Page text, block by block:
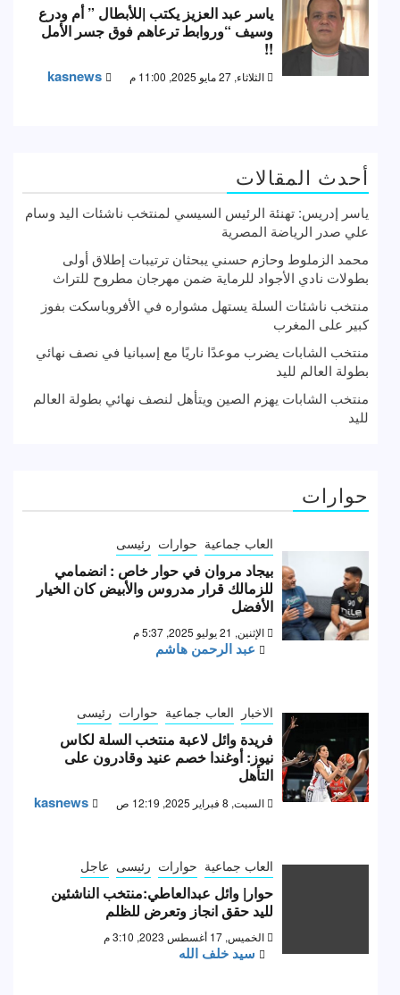
ياسر عبد العزيز يكتب |للأبطال ” أم ودرع
وسيف “وروابط ترعاهم فوق جسر الأمل
!!
الثلاثاء, 27 مايو 2025, 11:00 م kasnews
أحدث المقالات
ياسر إدريس: تهنئة الرئيس السيسي لمنتخب ناشئات اليد وسام
علي صدر الرياضة المصرية
محمد الزملوط وحازم حسني يبحثان ترتيبات إطلاق أولى
بطولات نادي الأجواد للرماية ضمن مهرجان مطروح للتراث
منتخب ناشئات السلة يستهل مشواره في الأفروباسكت بفوز
كبير على المغرب
منتخب الشابات يضرب موعدًا ناريًا مع إسبانيا في نصف نهائي
بطولة العالم لليد
منتخب الشابات يهزم الصين ويتأهل لنصف نهائي بطولة العالم
لليد
حوارات
العاب جماعية حوارات رئيسى
بيجاد مروان في حوار خاص : انضمامي
للزمالك قرار مدروس والأبيض كان الخيار
الأفضل
الإثنين, 21 يوليو 2025, 5:37 م
عبد الرحمن هاشم
الاخبار العاب جماعية حوارات رئيسى
فريدة وائل لاعبة منتخب السلة لكاس
نيوز: أوغندا خصم عنيد وقادرون على
التأهل
السبت, 8 فبراير 2025, 12:19 ص kasnews
العاب جماعية حوارات رئيسى عاجل
حوار| وائل عبدالعاطي:منتخب الناشئين
لليد حقق انجاز وتعرض للظلم
الخميس, 17 أغسطس 2023, 3:10 م
سيد خلف الله